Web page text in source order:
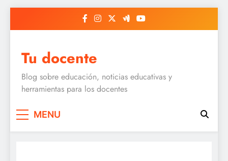
Tu docente
Blog sobre educación, noticias educativas y
herramientas para los docentes
MENU